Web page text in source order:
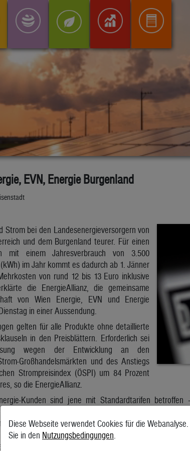
EVN, Energie Burgenland
Strom bei den Landesenergieversorgern von
und dem Burgenland teurer. Für einen
mit einem Jahresverbrauch von 3.500
im Jahr kommt es dadurch ab 1. Jänner
von rund 12 bis 13 Euro inklusive
die EnergieAllianz, die gemeinsame
von Wien Energie, EVN und Energie
in einer Aussendung.
gelten für alle Produkte ohne detaillierte
in den Preisblättern. Erforderlich sei
wegen der Entwicklung an den
Großhandelsmärkten und des Anstiegs
Strompreisindex (ÖSPI) um 84 Prozent
so die EnergieAllianz.
Kunden sind jene mit Standardtarifen
Wiener Haushalt mit 2.000 kWh
knapp 8 Euro. Nicht betroffen von der
die auf das neue Optima-Entspannt-Angebot
Lage komme es zu einer 17,8-prozentigen
Diese Webseite verwendet Cookies für die
Sie in den Nutzungsbedingungen.